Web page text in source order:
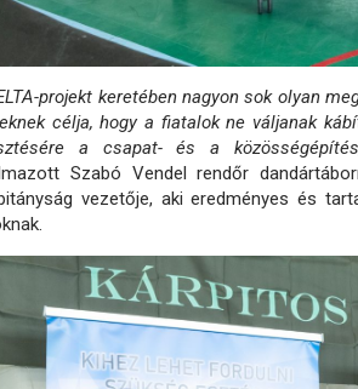
projekt keretében nagyon sok olyan
célja, hogy a fiatalok ne váljanak
a csapat- és a
Szabó Vendel rendőr
vezetője, aki eredményes és